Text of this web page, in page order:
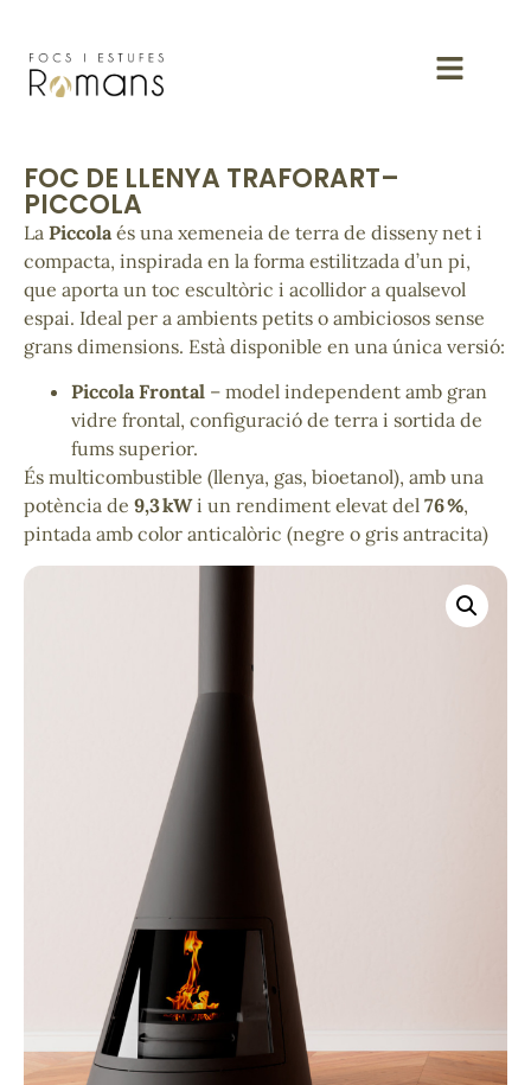
FOC DE LLENYA TRAFORART–
PICCOLA
La Piccolaés una xemeneia de terra de disseny net i
compacta, inspirada en la forma estilitzada d’un pi,
que aporta un toc escultòric i acollidor a qualsevol
espai. Ideal per a ambients petits o ambiciosos sense
grans dimensions. Està disponible en una única versió:
Piccola Frontal – model independent amb gran
vidre frontal, configuració de terra i sortida de
fums superior.
És multicombustible (llenya, gas, bioetanol), amb una
potència de 9,3 kWi un rendiment elevat del 76 %,
pintada amb color anticalòric (negre o gris antracita)